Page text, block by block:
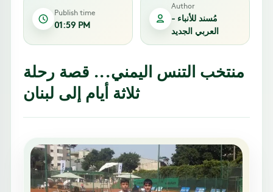
Publish time
01:59 PM
Author
مُسند للأنباء -
العربي الجديد
منتخب التنس اليمني... قصة رحلة
ثلاثة أيام إلى لبنان